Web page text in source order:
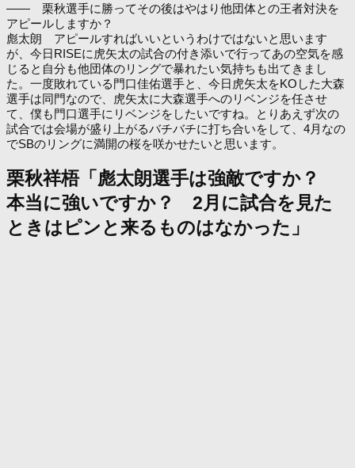
―― 栗秋選手に勝ってその後はやはり他団体との王者対決を
アピールしますか？
彪太朗 アピールすればいいというわけではないと思います
が、今日RISEに虎矢太の試合の付き添いで行ってあの空気を感
じると自分も他団体のリングで暴れたい気持ちも出てきまし
た。一度敗れている門口佳佑選手と、今日虎矢太をKOした大森
選手は同門なので、虎矢太に大森選手へのリベンジを任させ
て、僕も門口選手にリベンジをしたいですね。とりあえず次の
試合では会場が盛り上がるバチバチに打ち合いをして、4月なの
でSBのリングに満開の桜を咲かせたいと思います。
栗秋祥梧「彪太朗選手は強敵ですか？
本当に強いですか？ 2月に試合を見た
ときはピンと来るものはなかった」